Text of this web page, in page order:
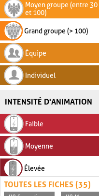
Moyen groupe (entre 30
et 100)
Grand groupe (> 100)
Équipe
Individuel
INTENSITÉ D'ANIMATION
Faible
Moyenne
Élevée
TOUTES LES FICHES (35)